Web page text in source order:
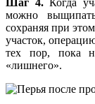
можно
сохраняя при
участок,
тех пор, пока
«лишнего».